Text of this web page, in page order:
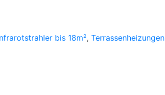
bis 18m², Terrassenheizungen